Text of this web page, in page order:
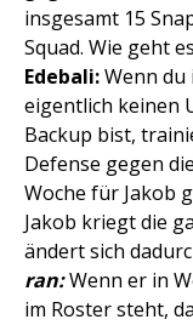
insgesamt 15
Squad. Wie geht
Edebali:Wenn du
eigentlich keinen
Backup bist,
Defense gegen
Woche für Jakob
Jakob kriegt die
ändert sich
ran:Wenn er in
im Roster steht,